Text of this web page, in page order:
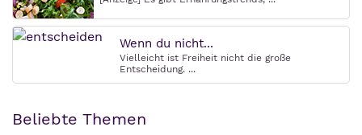
Wenn du nicht...
Vielleicht ist Freiheit nicht die große
Entscheidung. ...
Beliebte Themen